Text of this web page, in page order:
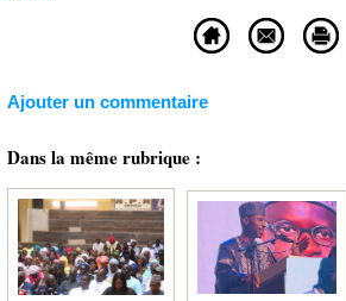
Ajouter un commentaire
Dans la même rubrique :